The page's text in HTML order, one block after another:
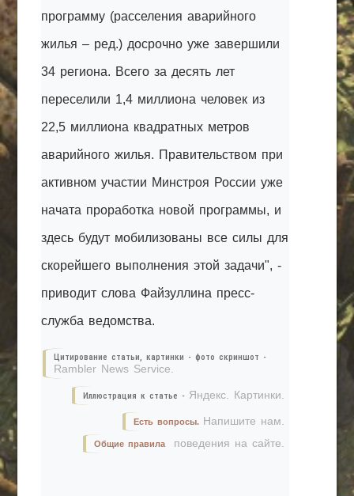
программу (расселения аварийного
жилья – ред.) досрочно уже завершили
34 региона. Всего за десять лет
переселили 1,4 миллиона человек из
22,5 миллиона квадратных метров
аварийного жилья. Правительством при
активном участии Минстроя России уже
начата проработка новой программы, и
здесь будут мобилизованы все силы для
скорейшего выполнения этой задачи", -
приводит слова Файзуллина пресс-
служба ведомства.
Цитирование статьи, картинки - фото скриншот -
Rambler News Service.
Иллюстрация к статье - Яндекс. Картинки.
Есть вопросы. Напишите нам.
Общие правила поведения на сайте.